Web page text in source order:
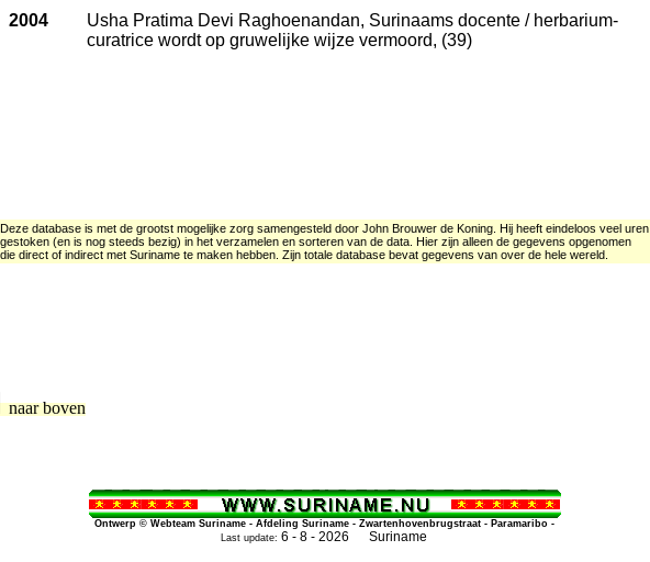
2004
Usha Pratima Devi Raghoenandan, Surinaams docente / herbarium-
curatrice wordt op gruwelijke wijze vermoord, (39)
Deze database is met de grootst mogelijke zorg samengesteld door John Brouwer de Koning. Hij heeft eindeloos veel uren
gestoken (en is nog steeds bezig) in het verzamelen en sorteren van de data. Hier zijn alleen de gegevens opgenomen
die direct of indirect met Suriname te maken hebben. Zijn totale database bevat gegevens van over de hele wereld.
naar boven
Ontwerp © Webteam Suriname - Afdeling Suriname - Zwartenhovenbrugstraat - Paramaribo -
Last update: 6 - 8 - 2026 Suriname